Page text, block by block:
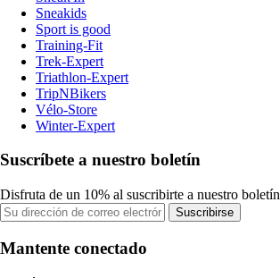
Sneakids
Sport is good
Training-Fit
Trek-Expert
Triathlon-Expert
TripNBikers
Vélo-Store
Winter-Expert
Suscríbete a nuestro boletín
Disfruta de un 10% al suscribirte a nuestro boletín
Suscribirse
Mantente conectado